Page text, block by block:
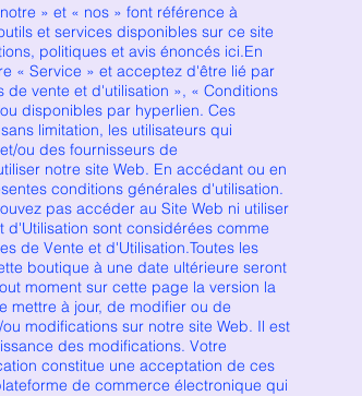
» et « nos » font référence à
et services disponibles sur ce site
politiques et avis énoncés ici.En
« Service » et acceptez d'être lié par
vente et d'utilisation », « Conditions
disponibles par hyperlien. Ces
limitation, les utilisateurs qui
ou des fournisseurs de
notre site Web. En accédant ou en
conditions générales d'utilisation.
pas accéder au Site Web ni utiliser
sont considérées comme
de Vente et d'Utilisation.Toutes les
boutique à une date ultérieure seront
moment sur cette page la version la
mettre à jour, de modifier ou de
modifications sur notre site Web. Il est
des modifications. Votre
constitue une acceptation de ces
de commerce électronique qui